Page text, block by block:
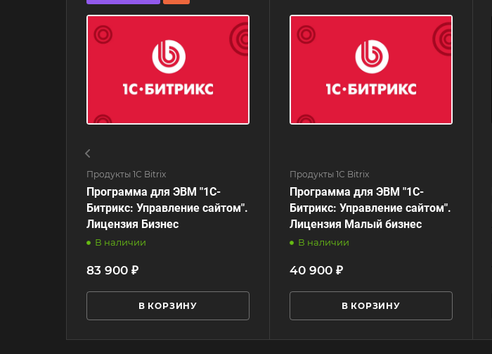
Продукты 1С Bitrix
Программа для ЭВМ "1С-
Битрикс: Управление сайтом".
Лицензия Бизнес
В наличии
83 900 ₽
В КОРЗИНУ
Продукты 1С Bitrix
Программа для ЭВМ "1С-
Битрикс: Управление сайтом".
Лицензия Малый бизнес
В наличии
40 900 ₽
В КОРЗИНУ